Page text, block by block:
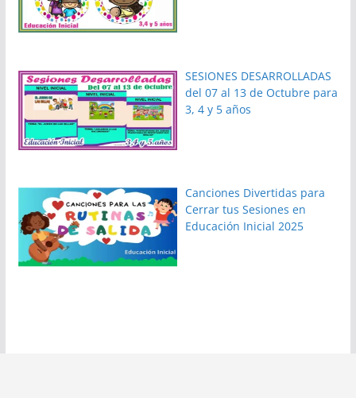
SESIONES DESARROLLADAS
del 07 al 13 de Octubre para
3, 4 y 5 años
Canciones Divertidas para
Cerrar tus Sesiones en
Educación Inicial 2025